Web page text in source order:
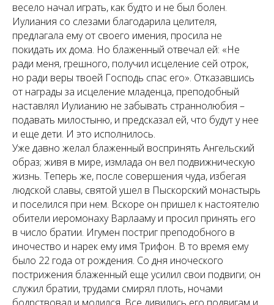
весело начал играть, как будто и не был болен.
Иулиания со слезами благодарила целителя,
предлагала ему от своего имения, просила не
покидать их дома. Но блаженный отвечал ей: «Не
ради меня, грешного, получил исцеление сей отрок,
но ради веры твоей Господь спас его». Отказавшись
от награды за исцеление младенца, преподобный
наставлял Иулианию не забывать страннолюбия –
подавать милостыню, и предсказал ей, что будут у нее
и еще дети. И это исполнилось.
Уже давно желал блаженный воспринять Ангельский
образ; живя в мире, измлада он вел подвижническую
жизнь. Теперь же, после совершения чуда, избегая
людской славы, святой ушел в Пыскорский монастырь
и поселился при нем. Вскоре он пришел к настоятелю
обители иеромонаху Варлааму и просил принять его
в число братии. Игумен постриг преподобного в
иночество и нарек ему имя Трифон. В то время ему
было 22 года от рождения. Со дня иноческого
пострижения блаженный еще усилил свои подвиги; он
служил братии, трудами смирял плоть, ночами